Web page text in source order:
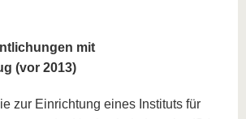
mit
(vor 2013)
zur Einrichtung eines Instituts für